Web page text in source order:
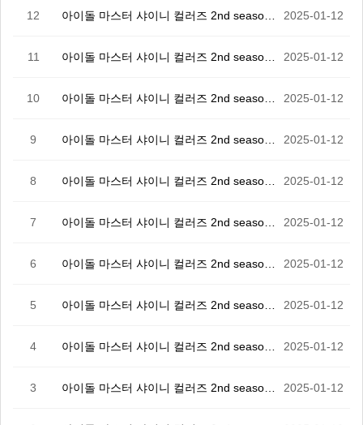
12 2025-01-12
11 2025-01-12
10 2025-01-12
9 2025-01-12
8 2025-01-12
7 2025-01-12
6 2025-01-12
5 2025-01-12
4 2025-01-12
3 2025-01-12